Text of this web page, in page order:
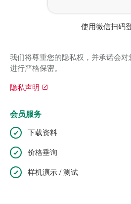
使用微信扫码
我们将尊重您的隐私权，并承诺会
进行严格保密。
隐私声明
会员服务
下载资料
价格垂询
样机演示 / 测试